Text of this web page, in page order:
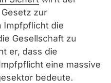
zur
Impfpflicht die
Gesellschaft zu
er, dass die
eine massive
bedeute.